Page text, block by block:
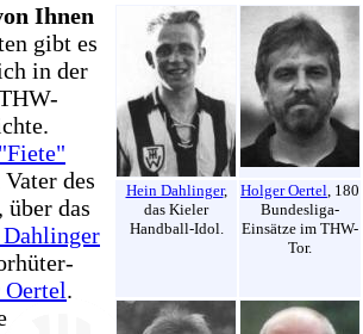
Hein Dahlinger,
das Kieler
Handball-Idol.
Holger Oertel , 180
Bundesliga-
Einsätze im THW-
Tor.
Ihnen
gibt es
in der
"Fiete"
des
über das
.